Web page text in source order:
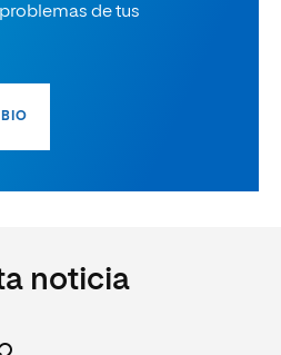
de tus
noticia